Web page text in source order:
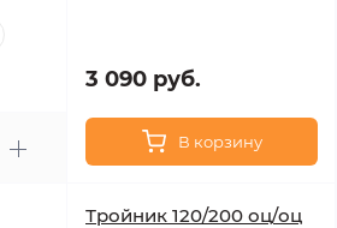
3 090 руб.
В корзину
Тройник 120/200 оц/оц